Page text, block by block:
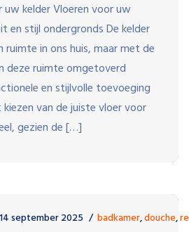
kelder Vloeren voor uw
en stijl ondergronds De kelder
ruimte in ons huis, maar met de
deze ruimte omgetoverd
en stijlvolle toevoeging
van de juiste vloer voor
gezien de […]
14 september 2025 badkamer,douche,